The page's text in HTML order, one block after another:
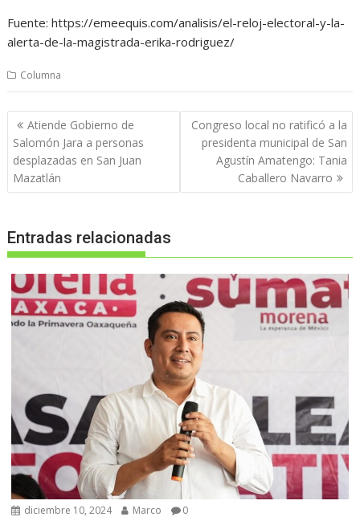
Fuente: https://emeequis.com/analisis/el-reloj-electoral-y-la-
alerta-de-la-magistrada-erika-rodriguez/
Columna
Navegación
de
entradas
Atiende Gobierno de
Salomón Jara a personas
desplazadas en San Juan
Mazatlán
Congreso local no ratificó a la
presidenta municipal de San
Agustín Amatengo: Tania
Caballero Navarro
Entradas relacionadas
diciembre 10, 2024 Marco 0